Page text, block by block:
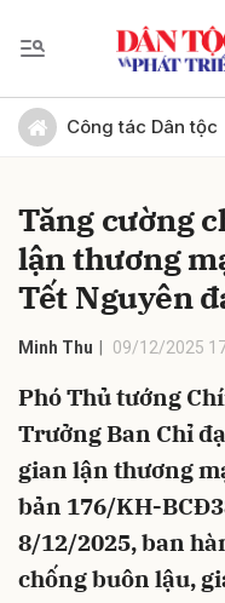
Công tác Dân tộc
Tăng cường
lận thương
Tết Nguyên
Minh Thu 09/12/2025
Phó Thủ tướng
Trưởng Ban Chỉ
gian lận thương
bản 176/KH-
8/12/2025, ban
chống buôn lậu,
Gửi bình luận